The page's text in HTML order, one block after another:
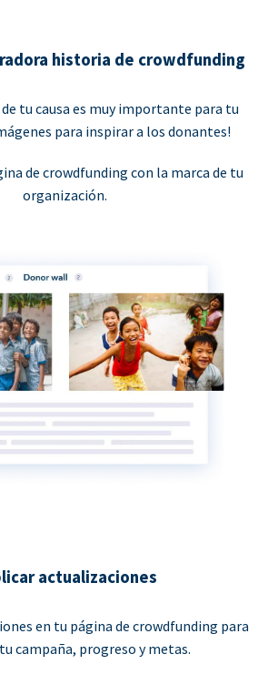
historia de crowdfunding
tu causa es muy importante para tu
para inspirar a los donantes!
de crowdfunding con la marca de tu
organización.
actualizaciones
en tu página de crowdfunding para
campaña, progreso y metas.